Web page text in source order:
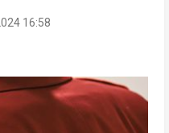
16:58